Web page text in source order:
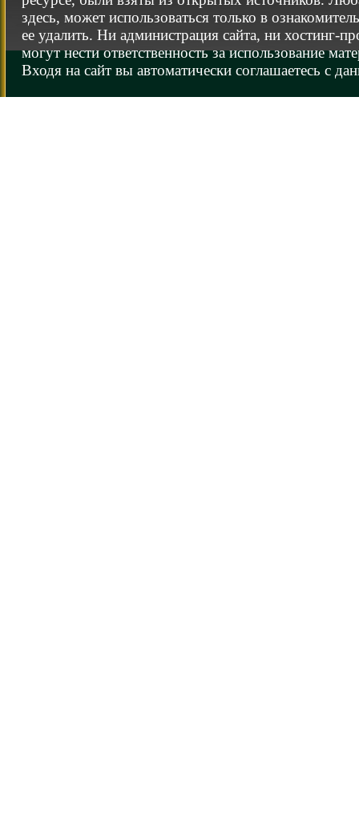
здесь, может использоваться только в
ее удалить. Ни администрация сайта, ни хостинг-
могут нести ответственность за использование
Входя на сайт вы автоматически соглашаетесь с